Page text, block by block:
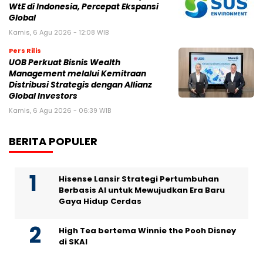
WtE di Indonesia, Percepat Ekspansi
Global
Kamis, 6 Agu 2026 - 12:08 WIB
Pers Rilis
UOB Perkuat Bisnis Wealth
Management melalui Kemitraan
Distribusi Strategis dengan Allianz
Global Investors
Kamis, 6 Agu 2026 - 06:39 WIB
BERITA POPULER
Hisense Lansir Strategi Pertumbuhan
Berbasis AI untuk Mewujudkan Era Baru
Gaya Hidup Cerdas
High Tea bertema Winnie the Pooh Disney
di SKAI